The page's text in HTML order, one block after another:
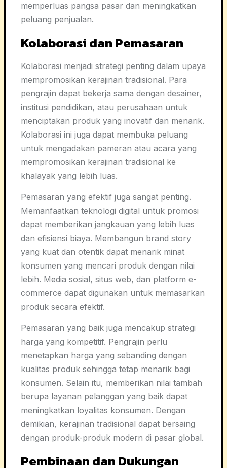
memperluas pangsa pasar dan meningkatkan
peluang penjualan.
Kolaborasi dan Pemasaran
Kolaborasi menjadi strategi penting dalam upaya
mempromosikan kerajinan tradisional. Para
pengrajin dapat bekerja sama dengan desainer,
institusi pendidikan, atau perusahaan untuk
menciptakan produk yang inovatif dan menarik.
Kolaborasi ini juga dapat membuka peluang
untuk mengadakan pameran atau acara yang
mempromosikan kerajinan tradisional ke
khalayak yang lebih luas.
Pemasaran yang efektif juga sangat penting.
Memanfaatkan teknologi digital untuk promosi
dapat memberikan jangkauan yang lebih luas
dan efisiensi biaya. Membangun brand story
yang kuat dan otentik dapat menarik minat
konsumen yang mencari produk dengan nilai
lebih. Media sosial, situs web, dan platform e-
commerce dapat digunakan untuk memasarkan
produk secara efektif.
Pemasaran yang baik juga mencakup strategi
harga yang kompetitif. Pengrajin perlu
menetapkan harga yang sebanding dengan
kualitas produk sehingga tetap menarik bagi
konsumen. Selain itu, memberikan nilai tambah
berupa layanan pelanggan yang baik dapat
meningkatkan loyalitas konsumen. Dengan
demikian, kerajinan tradisional dapat bersaing
dengan produk-produk modern di pasar global.
Pembinaan dan Dukungan